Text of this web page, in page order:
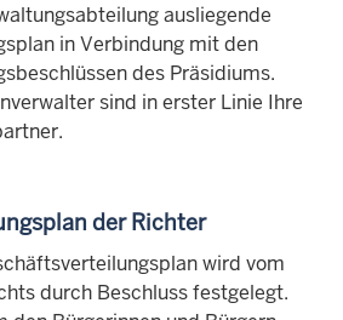
ausliegende
in Verbindung mit den
des Präsidiums.
sind in erster Linie Ihre
der Richter
wird vom
durch Beschluss festgelegt.